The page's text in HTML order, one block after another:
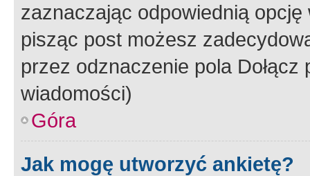
zaznaczając odpowiednią
pisząc post możesz
przez odznaczenie pola
wiadomości)
Góra
Jak mogę utworzyć ankietę?